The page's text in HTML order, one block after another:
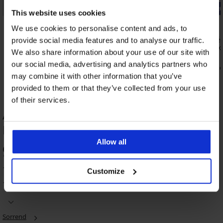
This website uses cookies
We use cookies to personalise content and ads, to
provide social media features and to analyse our traffic.
We also share information about your use of our site with
our social media, advertising and analytics partners who
may combine it with other information that you’ve
provided to them or that they’ve collected from your use
of their services.
Allow all
Customize
-20% BRA20
4,8
Rikka bélés nélküli protetikus melltartó,
abláció után
23 090 Ft
18 480 Ft kód: BRA20
-20% BRA20
Thalia
melltartó,
18 190 Ft
14 560 Ft
-20 % BRA20
578
-20 % BRA20
-20 % BRA20
582
-20 % BRA20
bélés
-20 % BRA20
Selena
nélküli
-30%
III
-20 % BRA20
-20 % BRA20
Abby bélés nélküli melltartó TERMÉK
ÉRTÉKELÉSE
98%
10 vásárló értékelte a terméket
100% vásárló ajánlja a terméket
Sorrend